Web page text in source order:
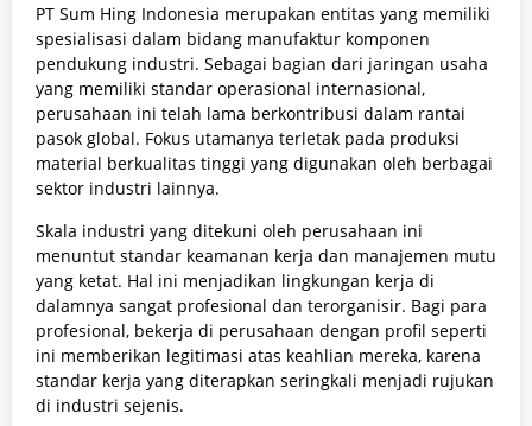
PT Sum Hing Indonesia merupakan entitas yang memiliki
spesialisasi dalam bidang manufaktur komponen
pendukung industri. Sebagai bagian dari jaringan usaha
yang memiliki standar operasional internasional,
perusahaan ini telah lama berkontribusi dalam rantai
pasok global. Fokus utamanya terletak pada produksi
material berkualitas tinggi yang digunakan oleh berbagai
sektor industri lainnya.
Skala industri yang ditekuni oleh perusahaan ini
menuntut standar keamanan kerja dan manajemen mutu
yang ketat. Hal ini menjadikan lingkungan kerja di
dalamnya sangat profesional dan terorganisir. Bagi para
profesional, bekerja di perusahaan dengan profil seperti
ini memberikan legitimasi atas keahlian mereka, karena
standar kerja yang diterapkan seringkali menjadi rujukan
di industri sejenis.